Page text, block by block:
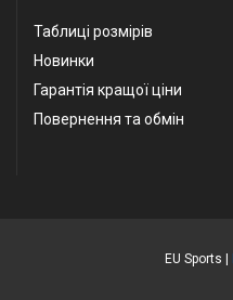
Таблиці розмірів
Новинки
Гарантія кращої ціни
Повернення та обмін